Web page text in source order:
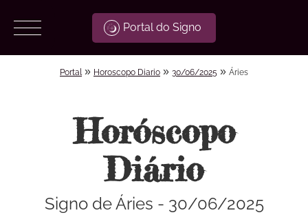
Portal do Signo
Portal » Horoscopo Diario » 30/06/2025 » Áries
Horóscopo
Diário
Signo de Áries - 30/06/2025